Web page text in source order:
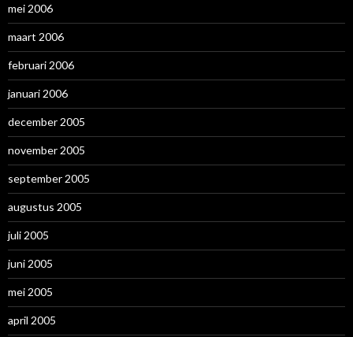
mei 2006
maart 2006
februari 2006
januari 2006
december 2005
november 2005
september 2005
augustus 2005
juli 2005
juni 2005
mei 2005
april 2005